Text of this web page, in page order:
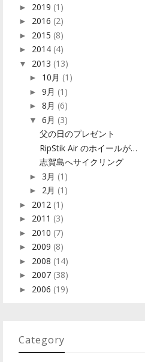
► 2019 (1)
► 2016 (2)
► 2015 (8)
► 2014 (4)
▼ 2013 (13)
► 10月 (1)
► 9月 (1)
► 8月 (6)
▼ 6月 (3)
父の日のプレゼント
RipStik Air のホイールが…
志賀島へサイクリング
► 3月 (1)
► 2月 (1)
► 2012 (1)
► 2011 (3)
► 2010 (7)
► 2009 (8)
► 2008 (14)
► 2007 (38)
► 2006 (19)
Category